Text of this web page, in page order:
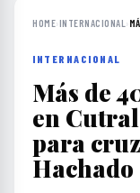
HOME›INTERNACIONAL ›
INTERNACIONAL
Más de
en
para
Hachado